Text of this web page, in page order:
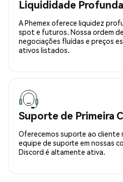
Liquididade Profunda
A Phemex oferece liquidez
spot e futuros. Nossa ordem
negociações fluídas e preços
ativos listados.
Suporte de Primeira
Oferecemos suporte ao cliente
equipe de suporte em nossas
Discord é altamente ativa.